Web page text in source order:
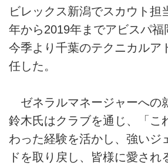
ビレックス新潟でスカウト担
年から2019年までアビスパ福
今季より千葉のテクニカルア
任した。
ゼネラルマネージャーへの
鈴木氏はクラブを通じ、「こ
わった経験を活かし、強いジ
ドを取り戻し、皆様に愛され